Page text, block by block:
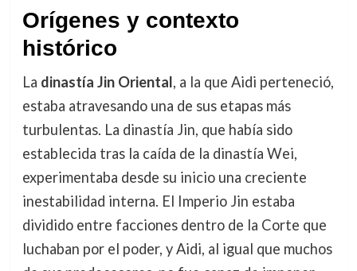
Orígenes y contexto
histórico
La dinastía Jin Oriental, a la que Aidi perteneció,
estaba atravesando una de sus etapas más
turbulentas. La dinastía Jin, que había sido
establecida tras la caída de la dinastía Wei,
experimentaba desde su inicio una creciente
inestabilidad interna. El Imperio Jin estaba
dividido entre facciones dentro de la Corte que
luchaban por el poder, y Aidi, al igual que muchos